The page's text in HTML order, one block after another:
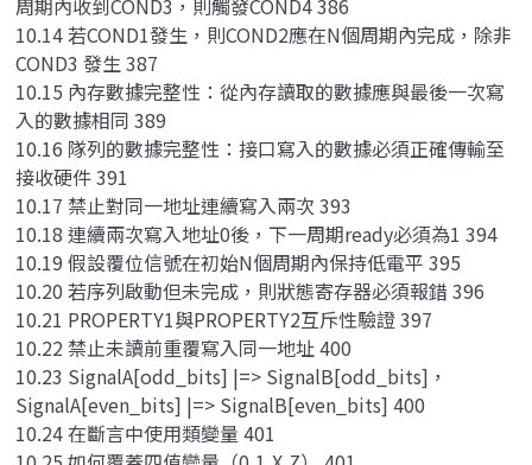
10.14 若COND1發生，則COND2應在N個周期內完成，除非
COND3 發生 387
10.15 內存數據完整性：從內存讀取的數據應與最後一次寫
入的數據相同 389
10.16 隊列的數據完整性：接口寫入的數據必須正確傳輸至
接收硬件 391
10.17 禁止對同一地址連續寫入兩次 393
10.18 連續兩次寫入地址0後，下一周期ready必須為1 394
10.19 假設覆位信號在初始N個周期內保持低電平 395
10.20 若序列啟動但未完成，則狀態寄存器必須報錯 396
10.21 PROPERTY1與PROPERTY2互斥性驗證 397
10.22 禁止未讀前重覆寫入同一地址 400
10.23 SignalA[odd_bits] |=> SignalB[odd_bits]，
SignalA[even_bits] |=> SignalB[even_bits] 400
10.24 在斷言中使用類變量 401